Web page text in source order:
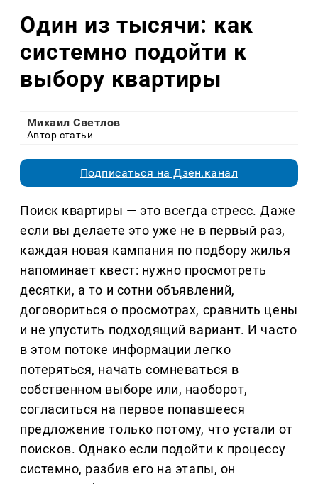
Один из тысячи: как
системно подойти к
выбору квартиры
Михаил Светлов
Автор статьи
Подписаться на Дзен.канал
Поиск квартиры — это всегда стресс. Даже
если вы делаете это уже не в первый раз,
каждая новая кампания по подбору жилья
напоминает квест: нужно просмотреть
десятки, а то и сотни объявлений,
договориться о просмотрах, сравнить цены
и не упустить подходящий вариант. И часто
в этом потоке информации легко
потеряться, начать сомневаться в
собственном выборе или, наоборот,
согласиться на первое попавшееся
предложение только потому, что устали от
поисков. Однако если подойти к процессу
системно, разбив его на этапы, он